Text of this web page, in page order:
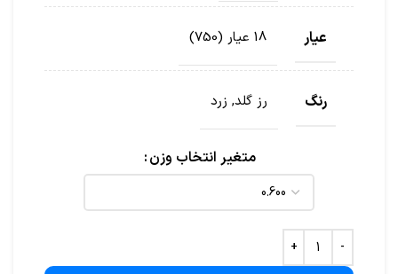
عیار 18 عیار (750)
رنگ رز گلد, زرد
متغیر انتخاب وزن